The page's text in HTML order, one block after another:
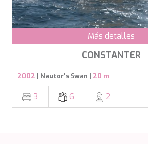
Más detalles
CONSTANTER
2002 | Nautor's Swan | 20 m
3 6 2